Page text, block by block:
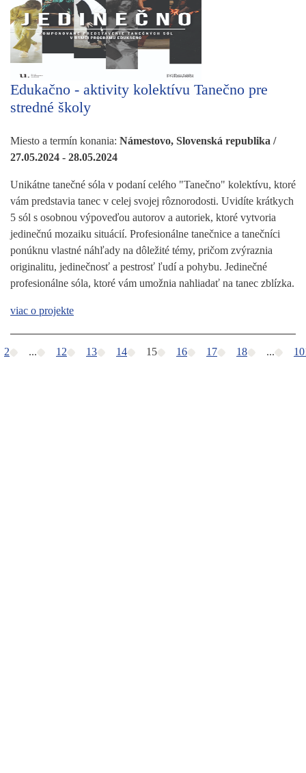
Edukačno - aktivity kolektívu Tanečno pre
stredné školy
Miesto a termín konania: Námestovo, Slovenská republika /
27.05.2024 - 28.05.2024
Unikátne tanečné sóla v podaní celého "Tanečno" kolektívu, ktoré
vám predstavia tanec v celej svojej rôznorodosti. Uvidíte krátkych
5 sól s osobnou výpoveďou autorov a autoriek, ktoré vytvoria
jedinečnú mozaiku situácií. Profesionálne tanečnice a tanečníci
ponúknu vlastné náhľady na dôležité témy, pričom zvýraznia
originalitu, jedinečnosť a pestrosť ľudí a pohybu. Jedinečné
profesionálne sóla, ktoré vám umožnia nahliadať na tanec zblízka.
viac o projekte
2 ... 12 13 14 15 16 17 18 ...